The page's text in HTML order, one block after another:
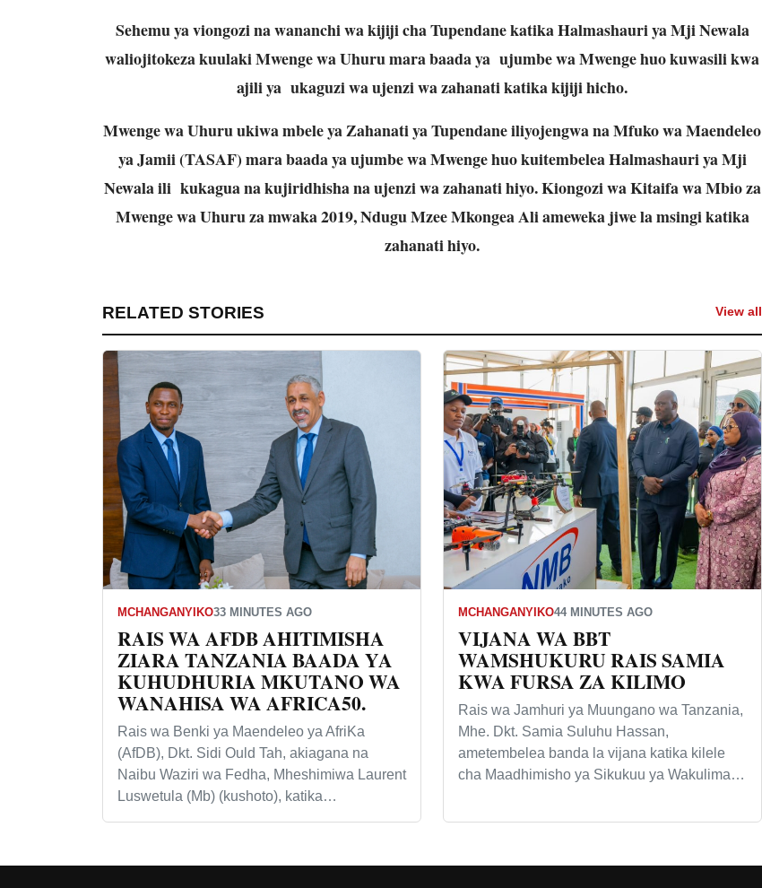
Sehemu ya viongozi na wananchi wa kijiji cha Tupendane katika Halmashauri ya Mji Newala
waliojitokeza kuulaki Mwenge wa Uhuru mara baada ya ujumbe wa Mwenge huo kuwasili kwa
ajili ya ukaguzi wa ujenzi wa zahanati katika kijiji hicho.
Mwenge wa Uhuru ukiwa mbele ya Zahanati ya Tupendane iliyojengwa na Mfuko wa Maendeleo
ya Jamii (TASAF) mara baada ya ujumbe wa Mwenge huo kuitembelea Halmashauri ya Mji
Newala ili kukagua na kujiridhisha na ujenzi wa zahanati hiyo. Kiongozi wa Kitaifa wa Mbio za
Mwenge wa Uhuru za mwaka 2019, Ndugu Mzee Mkongea Ali ameweka jiwe la msingi katika
zahanati hiyo.
RELATED STORIES View all
MCHANGANYIKO33 MINUTES AGO
RAIS WA AFDB AHITIMISHA
ZIARA TANZANIA BAADA YA
KUHUDHURIA MKUTANO WA
WANAHISA WA AFRICA50.
Rais wa Benki ya Maendeleo ya AfriKa
(AfDB), Dkt. Sidi Ould Tah, akiagana na
Naibu Waziri wa Fedha, Mheshimiwa Laurent
Luswetula (Mb) (kushoto), katika…
MCHANGANYIKO44 MINUTES AGO
VIJANA WA BBT
WAMSHUKURU RAIS SAMIA
KWA FURSA ZA KILIMO
Rais wa Jamhuri ya Muungano wa Tanzania,
Mhe. Dkt. Samia Suluhu Hassan,
ametembelea banda la vijana katika kilele
cha Maadhimisho ya Sikukuu ya Wakulima…